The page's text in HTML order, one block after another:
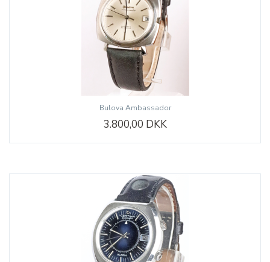
Bulova Ambassador
3.800,00 DKK